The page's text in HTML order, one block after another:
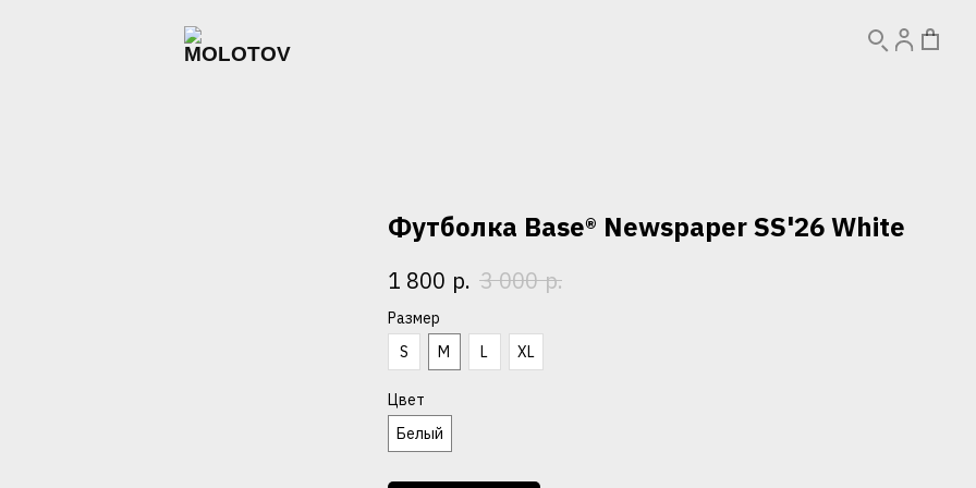
Футболка Base® Newspaper SS'26 White
1 800 р. 3 000 р.
Размер
S
M L XL
Цвет
Белый